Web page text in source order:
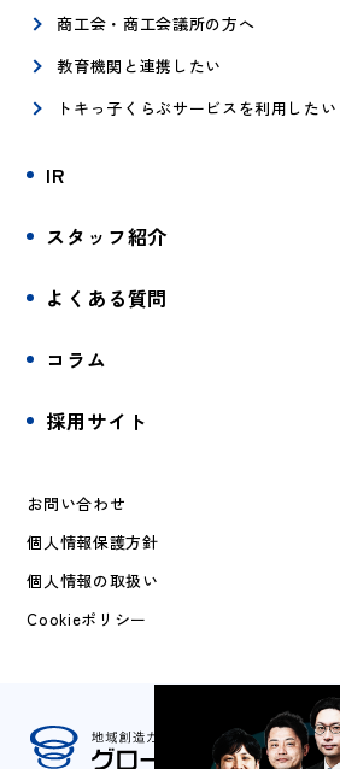
商工会・商工会議所の方へ
教育機関と連携したい
トキっ子くらぶサービスを利用したい
IR
スタッフ紹介
よくある質問
コラム
採用サイト
お問い合わせ
個人情報保護方針
個人情報の取扱い
Cookieポリシー